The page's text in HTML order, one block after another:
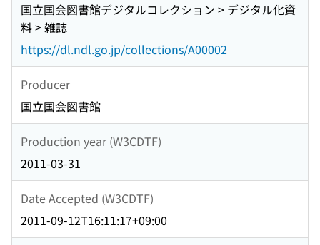
国立国会図書館デジタルコレクション > デジタル化資
料 > 雑誌
https://dl.ndl.go.jp/collections/A00002
Producer
国立国会図書館
Production year (W3CDTF)
2011-03-31
Date Accepted (W3CDTF)
2011-09-12T16:11:17+09:00